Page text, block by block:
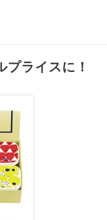
プライスに！